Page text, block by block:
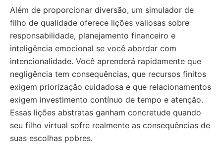
Além de proporcionar diversão, um simulador de
filho de qualidade oferece lições valiosas sobre
responsabilidade, planejamento financeiro e
inteligência emocional se você abordar com
intencionalidade. Você aprenderá rapidamente que
negligência tem consequências, que recursos finitos
exigem priorização cuidadosa e que relacionamentos
exigem investimento contínuo de tempo e atenção.
Essas lições abstratas ganham concretude quando
seu filho virtual sofre realmente as consequências de
suas escolhas pobres.